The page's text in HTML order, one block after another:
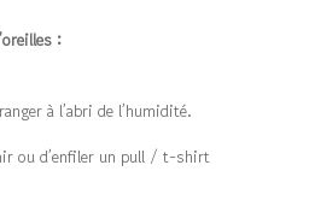
:
à l’abri de l’humidité.
ou d’enfiler un pull / t-shirt